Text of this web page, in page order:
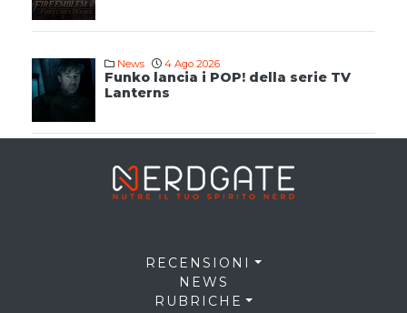
News 4 Ago 2026
Funko lancia i POP! della serie TV
Lanterns
RECENSIONI
NEWS
RUBRICHE